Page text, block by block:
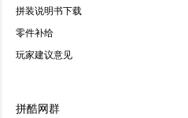
拼装说明书下载
零件补给
玩家建议意见
拼酷网群